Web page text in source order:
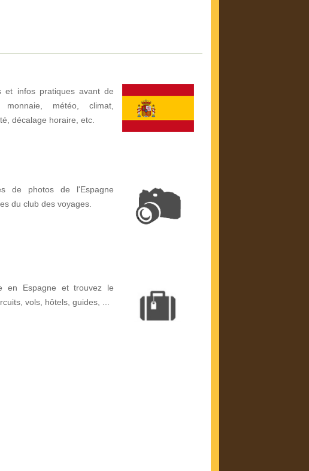
et infos pratiques avant de
météo, climat,
décalage horaire, etc.
de photos de l'Espagne
du club des voyages.
en Espagne et trouvez le
vols, hôtels, guides, ...